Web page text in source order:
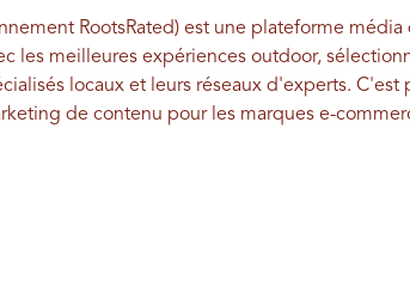
RootsRated) est une plateforme
les meilleures expériences outdoor,
locaux et leurs réseaux d'experts. C'est
de contenu pour les marques e-